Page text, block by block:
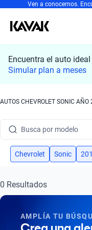
Ven a conocernos.
Encuentra el auto
Simular plan a meses
AUTOS CHEVROLET SONIC AÑO
Busca por modelo
Busca por versión
Busca por marca
Busca por modelo
Chevrolet Sonic
0 Resultados
AMPLÍA TU